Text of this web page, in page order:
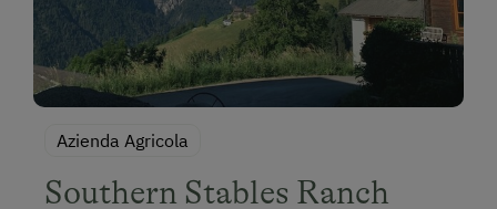
Azienda Agricola
Southern Stables Ranch